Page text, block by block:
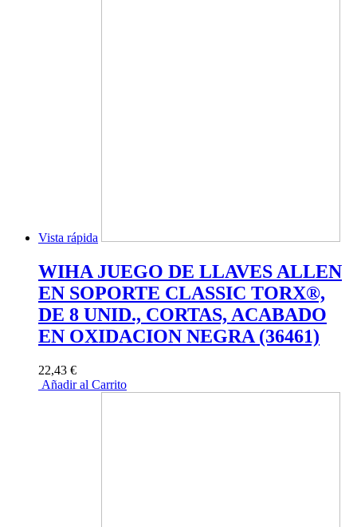
Vista rápida
WIHA JUEGO DE LLAVES ALLEN
EN SOPORTE CLASSIC TORX®,
DE 8 UNID., CORTAS, ACABADO
EN OXIDACION NEGRA (36461)
22,43 €
Añadir al Carrito